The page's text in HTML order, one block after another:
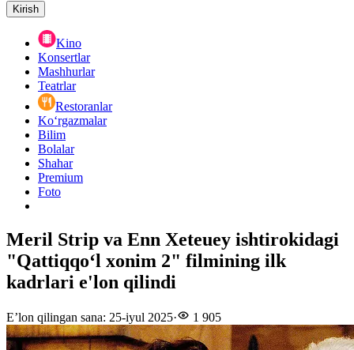
Kirish
Kino
Konsertlar
Mashhurlar
Teatrlar
Restoranlar
Ko‘rgazmalar
Bilim
Bolalar
Shahar
Premium
Foto
Meril Strip va Enn Xeteuey ishtirokidagi
"Qattiqqoʻl xonim 2" filmining ilk
kadrlari e'lon qilindi
E’lon qilingan sana: 25-iyul 2025· 1 905